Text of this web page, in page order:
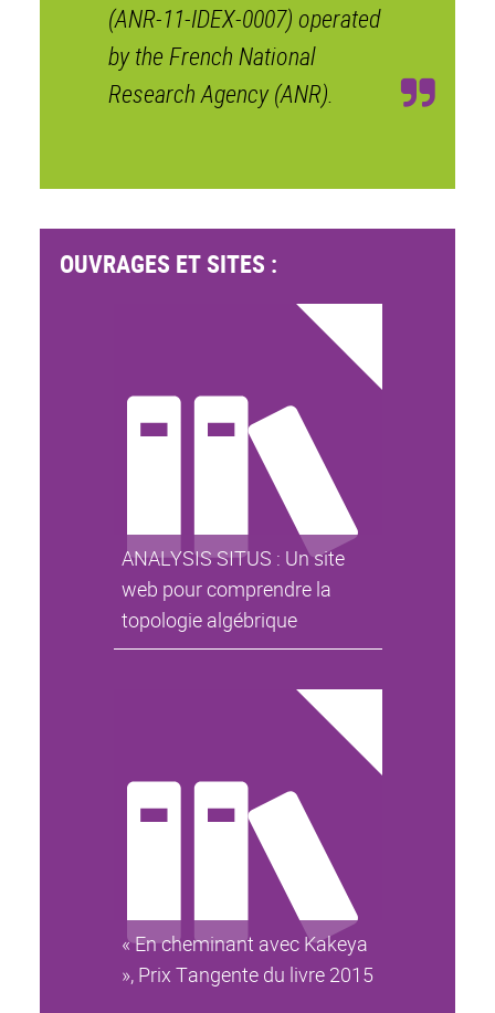
(ANR-11-IDEX-0007) operated
by the French National
Research Agency (ANR).
OUVRAGES ET SITES :
ANALYSIS SITUS : Un site
web pour comprendre la
topologie algébrique
« En cheminant avec Kakeya
», Prix Tangente du livre 2015